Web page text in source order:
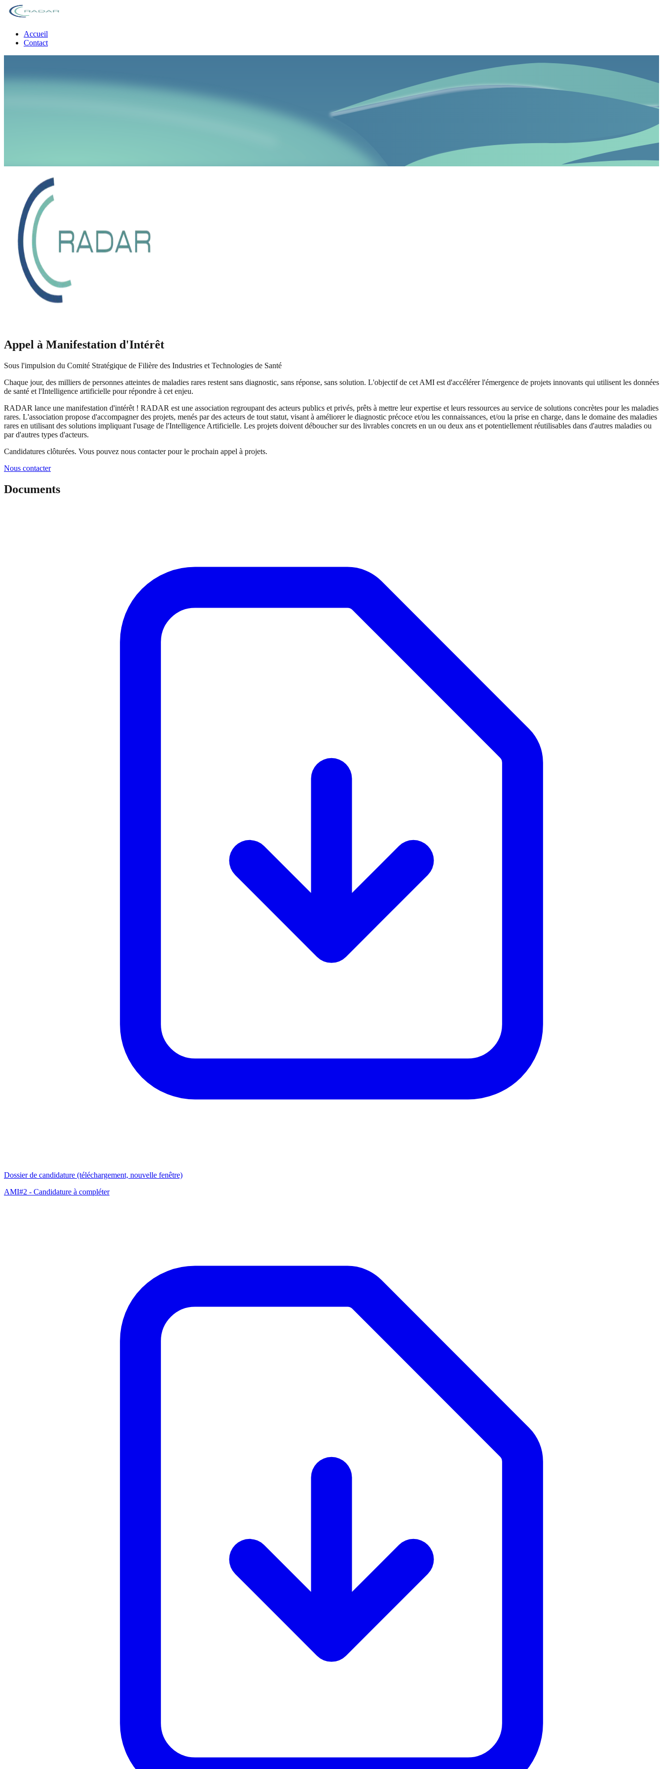
Accueil
Contact
Appel à Manifestation d'Intérêt
Sous l'impulsion du Comité Stratégique de Filière des Industries et Technologies de Santé
Chaque jour, des milliers de personnes atteintes de maladies rares restent sans diagnostic, sans réponse, sans solution. L'objectif de cet AMI est d'accélérer l'émergence de projets innovants qui utilisent les données
de santé et l'Intelligence artificielle pour répondre à cet enjeu.
RADAR lance une manifestation d'intérêt ! RADAR est une association regroupant des acteurs publics et privés, prêts à mettre leur expertise et leurs ressources au service de solutions concrètes pour les maladies
rares. L'association propose d'accompagner des projets, menés par des acteurs de tout statut, visant à améliorer le diagnostic précoce et/ou les connaissances, et/ou la prise en charge, dans le domaine des maladies
rares en utilisant des solutions impliquant l'usage de l'Intelligence Artificielle. Les projets doivent déboucher sur des livrables concrets en un ou deux ans et potentiellement réutilisables dans d'autres maladies ou
par d'autres types d'acteurs.
Candidatures clôturées. Vous pouvez nous contacter pour le prochain appel à projets.
Nous contacter
Documents
Dossier de candidature (téléchargement, nouvelle fenêtre)
AMI#2 - Candidature à compléter